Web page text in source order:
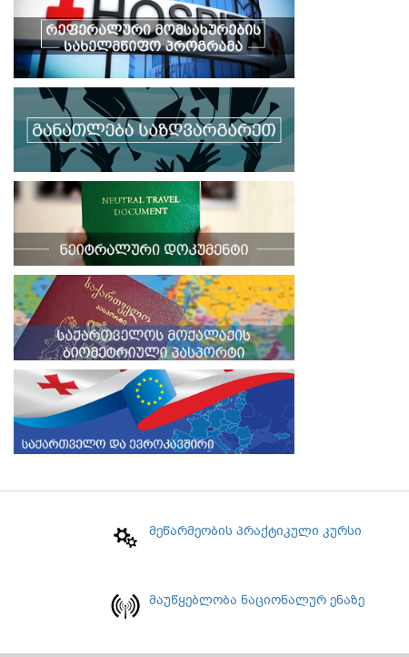
მეწარმეობის პრაქტიკული კურსი
მაუწყებლობა ნაციონალურ ენაზე